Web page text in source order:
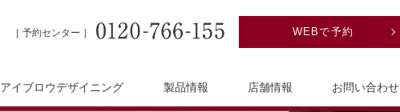
［ 予約センター ］ WEBで予約
アイブロウデザイニング 製品情報 店舗情報 お問い合わせ